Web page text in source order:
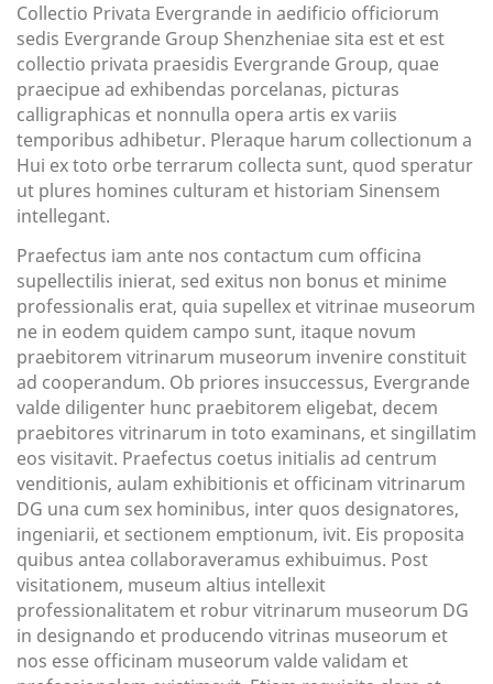
Collectio Privata Evergrande in aedificio officiorum
sedis Evergrande Group Shenzheniae sita est et est
collectio privata praesidis Evergrande Group, quae
praecipue ad exhibendas porcelanas, picturas
calligraphicas et nonnulla opera artis ex variis
temporibus adhibetur. Pleraque harum collectionum a
Hui ex toto orbe terrarum collecta sunt, quod speratur
ut plures homines culturam et historiam Sinensem
intellegant.
Praefectus iam ante nos contactum cum officina
supellectilis inierat, sed exitus non bonus et minime
professionalis erat, quia supellex et vitrinae museorum
ne in eodem quidem campo sunt, itaque novum
praebitorem vitrinarum museorum invenire constituit
ad cooperandum. Ob priores insuccessus, Evergrande
valde diligenter hunc praebitorem eligebat, decem
praebitores vitrinarum in toto examinans, et singillatim
eos visitavit. Praefectus coetus initialis ad centrum
venditionis, aulam exhibitionis et officinam vitrinarum
DG una cum sex hominibus, inter quos designatores,
ingeniarii, et sectionem emptionum, ivit. Eis proposita
quibus antea collaboraveramus exhibuimus. Post
visitationem, museum altius intellexit
professionalitatem et robur vitrinarum museorum DG
in designando et producendo vitrinas museorum et
nos esse officinam museorum valde validam et